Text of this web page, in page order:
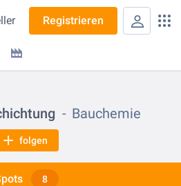
Registrieren
Bauchemie
folgen
8